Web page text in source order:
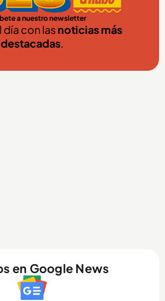
a nuestro newsletter
día con lasnoticias más
destacadas.
en Google News